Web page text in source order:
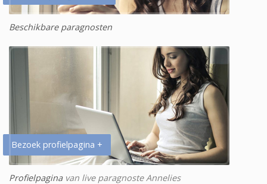
Beschikbare paragnosten
Bezoek profielpagina +
Profielpagina van live paragnoste Annelies